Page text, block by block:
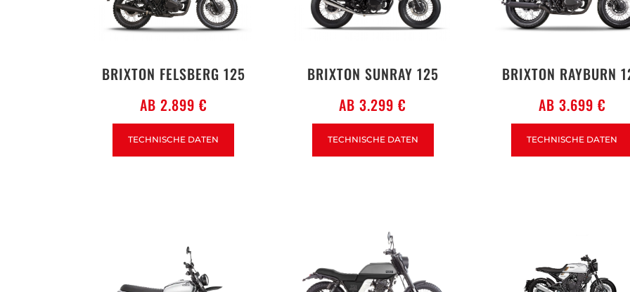
BRIXTON FELSBERG 125
AB 2.899 €
TECHNISCHE DATEN
BRIXTON SUNRAY 125
AB 3.299 €
TECHNISCHE DATEN
BRIXTON RAYBURN
AB 3.699 €
TECHNISCHE DATEN